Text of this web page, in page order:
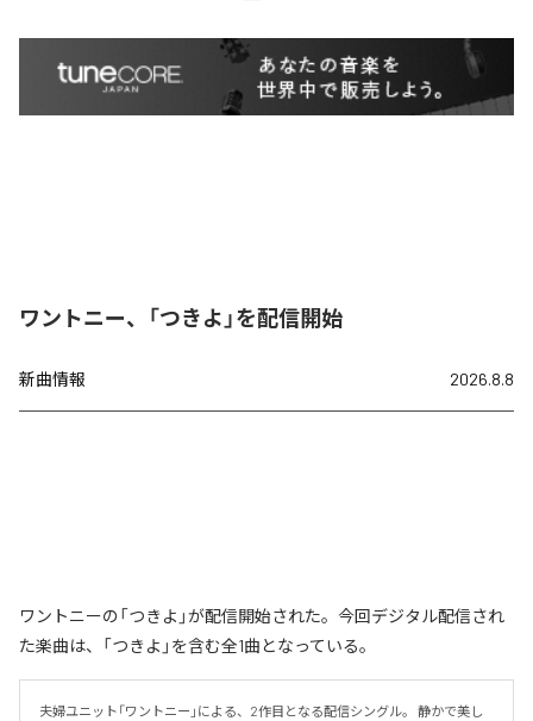
ワントニー、「つきよ」を配信開始
新曲情報 2026.8.8
ワントニーの「つきよ」が配信開始された。今回デジタル配信され
た楽曲は、「つきよ」を含む全1曲となっている。
夫婦ユニット「ワントニー」による、2作目となる配信シングル。 静かで美し